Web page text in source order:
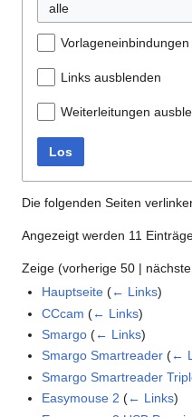
alle
Links ausblenden
Weiterleitungen
Los
Die folgenden Seiten
Angezeigt werden 11
Zeige (vorherige 50 |
Hauptseite (← Links)
CCcam (← Links)
Smargo (← Links)
Smargo Smartreader (←
Smargo Smartreader
Easymouse 2 (← Links)